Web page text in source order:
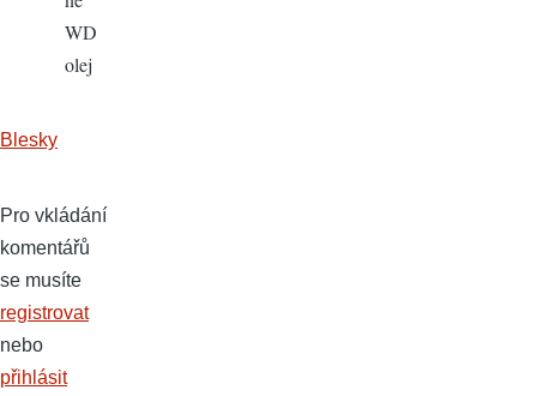
WD
olej
Blesky
Pro vkládání
komentářů
se musíte
registrovat
nebo
přihlásit